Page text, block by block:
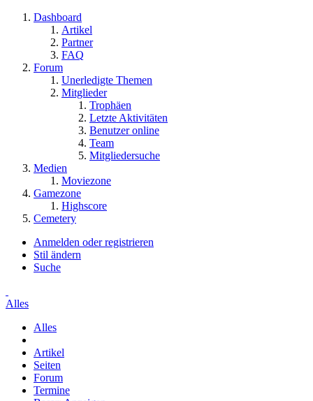
Dashboard
Artikel
Partner
FAQ
Forum
Unerledigte Themen
Mitglieder
Trophäen
Letzte Aktivitäten
Benutzer online
Team
Mitgliedersuche
Medien
Moviezone
Gamezone
Highscore
Cemetery
Anmelden oder registrieren
Stil ändern
Suche
Alles
Alles
Artikel
Seiten
Forum
Termine